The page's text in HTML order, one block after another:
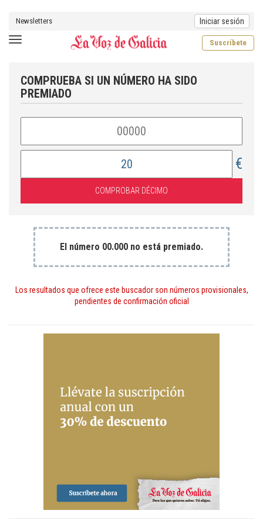
Newsletters
Iniciar sesión
Toggle navigation
Suscríbete
COMPRUEBA SI UN NÚMERO HA SIDO
PREMIADO
€
El número 00.000no está premiado.
Los resultados que ofrece este buscador son números provisionales,
pendientes de confirmación oficial